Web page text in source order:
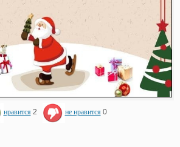
нравится 2 не нравится 0